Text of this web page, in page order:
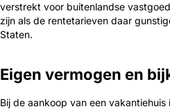
verstrekt voor buitenlandse
zijn als de rentetarieven daar
Staten.
Eigen vermogen en
Bij de aankoop van een